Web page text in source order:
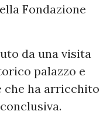
Fondazione
da una visita
palazzo e
che ha arricchito